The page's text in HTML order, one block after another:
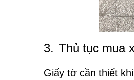
3. Thủ tục mua
Giấy tờ cần thiết